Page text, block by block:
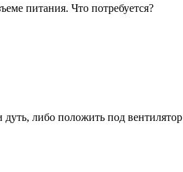
питания. Что потребуется?
либо положить под вентилятор